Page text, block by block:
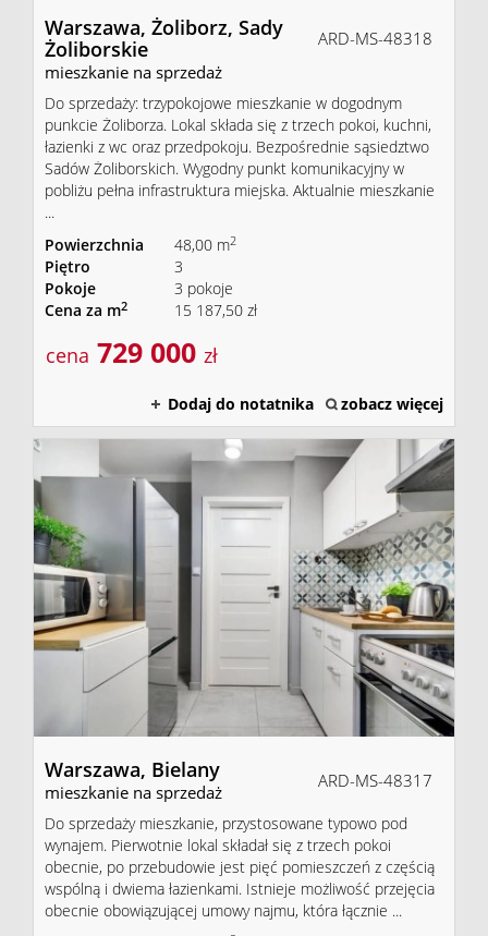
Warszawa, Żoliborz, Sady
Żoliborskie
mieszkanie na sprzedaż
ARD-MS-48318
Do sprzedaży: trzypokojowe mieszkanie w dogodnym
punkcie Żoliborza. Lokal składa się z trzech pokoi, kuchni,
łazienki z wc oraz przedpokoju. Bezpośrednie sąsiedztwo
Sadów Żoliborskich. Wygodny punkt komunikacyjny w
pobliżu pełna infrastruktura miejska. Aktualnie mieszkanie
...
Powierzchnia
48,00 m2
Piętro
3
Pokoje
3 pokoje
Cena za m2 15 187,50 zł
cena 729 000 zł
Dodaj do notatnika zobacz więcej
Warszawa, Bielany
mieszkanie na sprzedaż
ARD-MS-48317
Do sprzedaży mieszkanie, przystosowane typowo pod
wynajem. Pierwotnie lokal składał się z trzech pokoi
obecnie, po przebudowie jest pięć pomieszczeń z częścią
wspólną i dwiema łazienkami. Istnieje możliwość przejęcia
obecnie obowiązującej umowy najmu, która łącznie ...